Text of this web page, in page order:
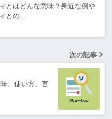
とはどんな意味？身近な例や
との…
次の記事
、使い方、言